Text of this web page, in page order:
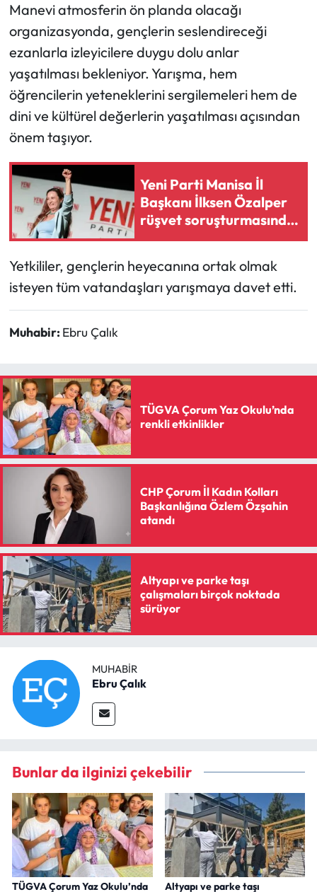
Manevi atmosferin ön planda olacağı
organizasyonda, gençlerin seslendireceği
ezanlarla izleyicilere duygu dolu anlar
yaşatılması bekleniyor. Yarışma, hem
öğrencilerin yeteneklerini sergilemeleri hem de
dini ve kültürel değerlerin yaşatılması açısından
önem taşıyor.
Yeni Parti Manisa İl
Başkanı İlksen Özalper
rüşvet soruşturmasında
tutuklandı
Yetkililer, gençlerin heyecanına ortak olmak
isteyen tüm vatandaşları yarışmaya davet etti.
Muhabir: Ebru Çalık
TÜGVA Çorum Yaz Okulu’nda
renkli etkinlikler
CHP Çorum İl Kadın Kolları
Başkanlığına Özlem Özşahin
atandı
Altyapı ve parke taşı
çalışmaları birçok noktada
sürüyor
MUHABIR
Ebru Çalık
Bunlar da ilginizi çekebilir
TÜGVA Çorum Yaz Okulu’nda
Altyapı ve parke taşı
Oğuzlar Haberleri
Ortaköy Haberleri
Osmancık Haberleri
Otomotiv
Resmi Reklam
Sağlık
Siyaset
Sungurlu Haberleri
Uğurludağ Haberleri
Yaşam
Yayla Haber
Yemek Tarifleri
Yerel Haberler